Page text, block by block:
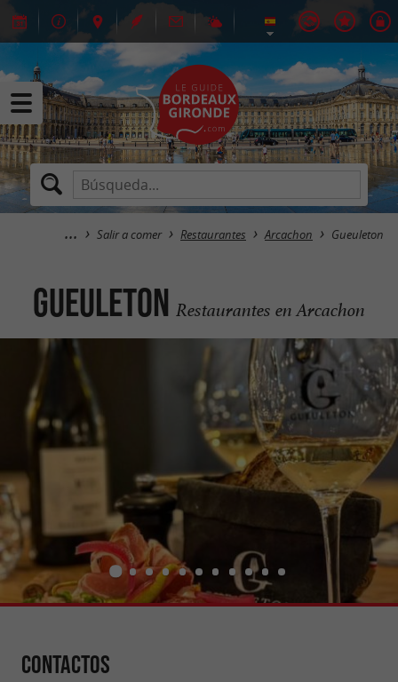
Salir a comer Restaurantes Arcachon Gueuleton
Gueuleton Restaurantes en Arcachon
Contactos